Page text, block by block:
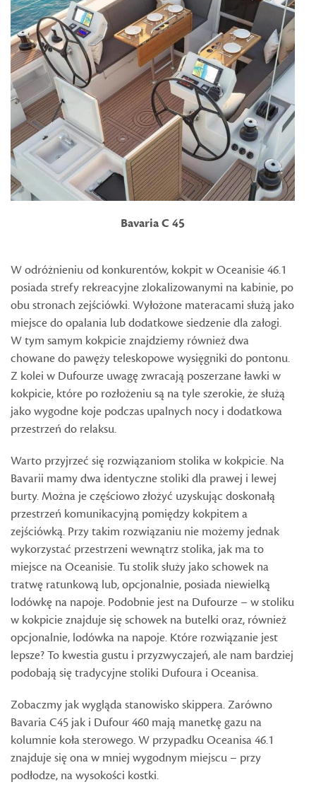
Bavaria C 45
W odróżnieniu od konkurentów, kokpit w Oceanisie 46.1
posiada strefy rekreacyjne zlokalizowanymi na kabinie, po
obu stronach zejściówki. Wyłożone materacami służą jako
miejsce do opalania lub dodatkowe siedzenie dla załogi.
W tym samym kokpicie znajdziemy również dwa
chowane do pawęży teleskopowe wysięgniki do pontonu.
Z kolei w Dufourze uwagę zwracają poszerzane ławki w
kokpicie, które po rozłożeniu są na tyle szerokie, że służą
jako wygodne koje podczas upalnych nocy i dodatkowa
przestrzeń do relaksu.
Warto przyjrzeć się rozwiązaniom stolika w kokpicie. Na
Bavarii mamy dwa identyczne stoliki dla prawej i lewej
burty. Można je częściowo złożyć uzyskując doskonałą
przestrzeń komunikacyjną pomiędzy kokpitem a
zejściówką. Przy takim rozwiązaniu nie możemy jednak
wykorzystać przestrzeni wewnątrz stolika, jak ma to
miejsce na Oceanisie. Tu stolik służy jako schowek na
tratwę ratunkową lub, opcjonalnie, posiada niewielką
lodówkę na napoje. Podobnie jest na Dufourze – w stoliku
w kokpicie znajduje się schowek na butelki oraz, również
opcjonalnie, lodówka na napoje. Które rozwiązanie jest
lepsze? To kwestia gustu i przyzwyczajeń, ale nam bardziej
podobają się tradycyjne stoliki Dufoura i Oceanisa.
Zobaczmy jak wygląda stanowisko skippera. Zarówno
Bavaria C45 jak i Dufour 460 mają manetkę gazu na
kolumnie koła sterowego. W przypadku Oceanisa 46.1
znajduje się ona w mniej wygodnym miejscu – przy
podłodze, na wysokości kostki.